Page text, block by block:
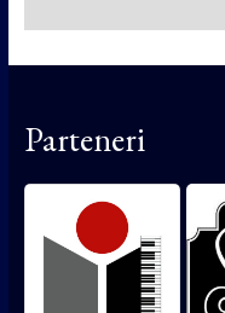
Parteneri